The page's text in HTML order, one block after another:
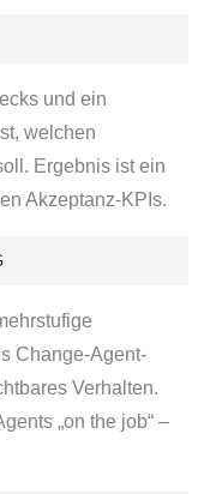
und ein
welchen
Ergebnis ist ein
Akzeptanz-KPIs.
Change-Agent-
Verhalten.
„on the job“ –